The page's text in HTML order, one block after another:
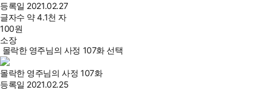
등록일 2021.02.27
글자수 약 4.1천 자
100원
소장
몰락한 영주님의 사정 107화 선택
몰락한 영주님의 사정 107화
등록일 2021.02.25